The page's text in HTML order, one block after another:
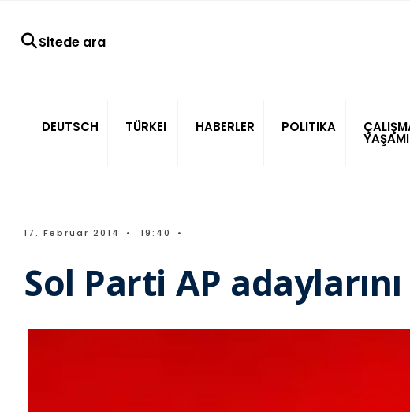
Sitede ara
DEUTSCH TÜRKEI HABERLER POLITIKA
YAŞAMI
17. Februar 2014 • 19:40 •
Sol Parti AP